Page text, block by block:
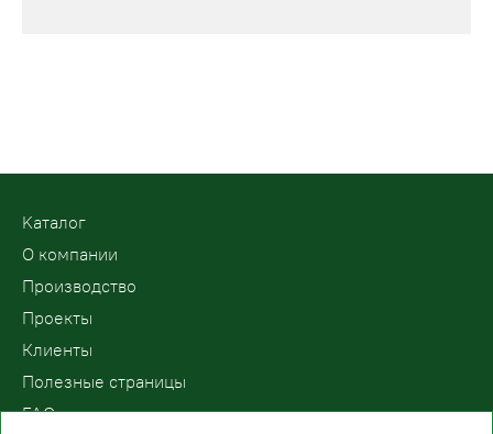
Kаталог
О компании
Производство
Проекты
Клиенты
Полезные страницы
FAQ